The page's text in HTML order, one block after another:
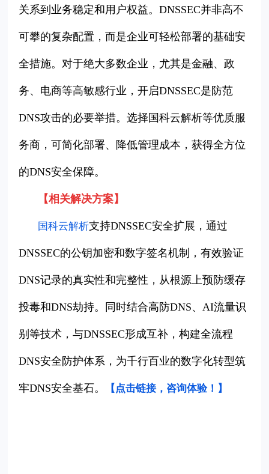
关系到业务稳定和用户权益。DNSSEC并非高不
可攀的复杂配置，而是企业可轻松部署的基础安
全措施。对于绝大多数企业，尤其是金融、政
务、电商等高敏感行业，开启DNSSEC是防范
DNS攻击的必要举措。选择国科云解析等优质服
务商，可简化部署、降低管理成本，获得全方位
的DNS安全保障。
【相关解决方案】
国科云解析支持DNSSEC安全扩展，通过
DNSSEC的公钥加密和数字签名机制，有效验证
DNS记录的真实性和完整性，从根源上预防缓存
投毒和DNS劫持。同时结合高防DNS、AI流量识
别等技术，与DNSSEC形成互补，构建全流程
DNS安全防护体系，为千行百业的数字化转型筑
牢DNS安全基石。 【点击链接，咨询体验！ 】